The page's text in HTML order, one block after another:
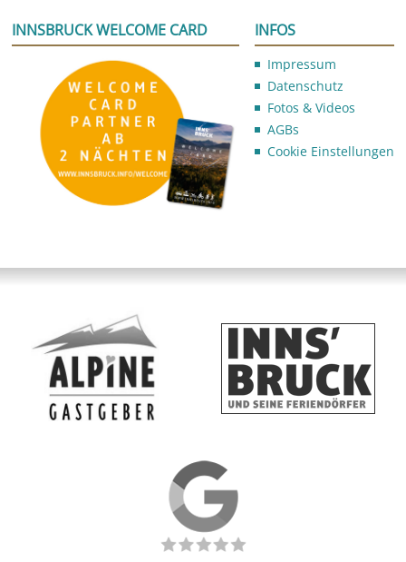
INNSBRUCK WELCOME CARD INFOS
Impressum
Datenschutz
Fotos & Videos
AGBs
Cookie Einstellungen